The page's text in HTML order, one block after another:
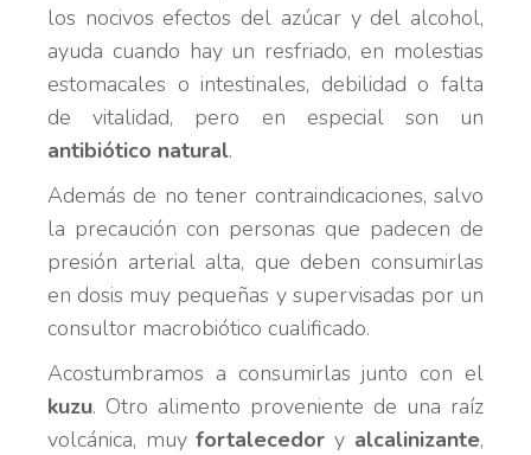
los nocivos efectos del azúcar y del alcohol,
ayuda cuando hay un resfriado, en molestias
estomacales o intestinales, debilidad o falta
de vitalidad, pero en especial son un
antibiótico natural.
Además de no tener contraindicaciones, salvo
la precaución con personas que padecen de
presión arterial alta, que deben consumirlas
en dosis muy pequeñas y supervisadas por un
consultor macrobiótico cualificado.
Acostumbramos a consumirlas junto con el
kuzu. Otro alimento proveniente de una raíz
volcánica, muy fortalecedor y alcalinizante,